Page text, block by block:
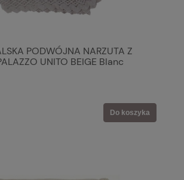
PODWÓJNA NARZUTA Z
UNITO BEIGE Blanc
Do koszyka